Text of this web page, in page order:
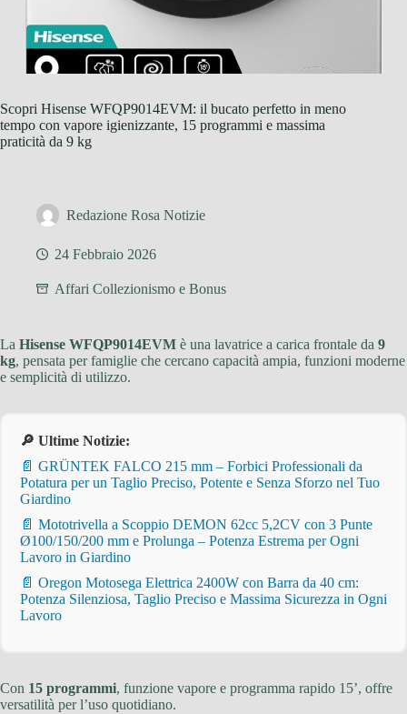
Scopri Hisense WFQP9014EVM: il bucato perfetto in meno
tempo con vapore igienizzante, 15 programmi e massima
praticità da 9 kg
Redazione Rosa Notizie
24 Febbraio 2026
Affari Collezionismo e Bonus
La Hisense WFQP9014EVM è una lavatrice a carica frontale da 9
kg, pensata per famiglie che cercano capacità ampia, funzioni moderne
e semplicità di utilizzo.
🔎 Ultime Notizie:
📄 GRÜNTEK FALCO 215 mm – Forbici Professionali da
Potatura per un Taglio Preciso, Potente e Senza Sforzo nel Tuo
Giardino
📄 Mototrivella a Scoppio DEMON 62cc 5,2CV con 3 Punte
Ø100/150/200 mm e Prolunga – Potenza Estrema per Ogni
Lavoro in Giardino
📄 Oregon Motosega Elettrica 2400W con Barra da 40 cm:
Potenza Silenziosa, Taglio Preciso e Massima Sicurezza in Ogni
Lavoro
Con 15 programmi, funzione vapore e programma rapido 15’, offre
versatilità per l’uso quotidiano.